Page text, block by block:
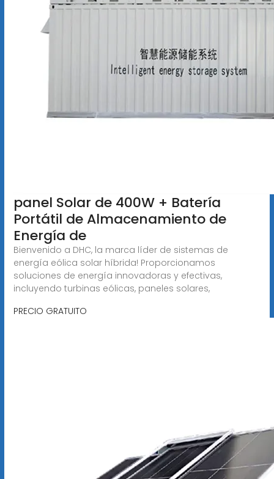
panel Solar de 400W + Batería
Portátil de Almacenamiento de
Energía de
Bienvenido a DHC, la marca líder de sistemas de
energía eólica solar híbrida! Proporcionamos
soluciones de energía innovadoras y efectivas,
incluyendo turbinas eólicas, paneles solares,
PRECIO GRATUITO